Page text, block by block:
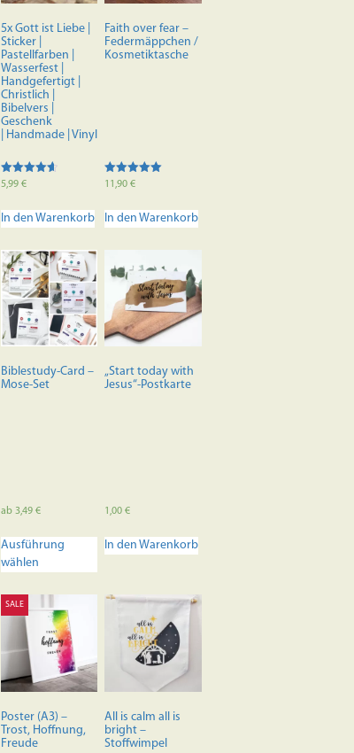
5x Gott ist Liebe |
Sticker |
Pastellfarben |
Wasserfest |
Handgefertigt |
Christlich |
Bibelvers |
Geschenk
| Handmade | Vinyl
Bewertet
von 5
5,99 €
In den Warenkorb
Faith over fear –
Federmäppchen /
Kosmetiktasche
Bewertet mit
11,90€
In den Warenkorb
Biblestudy-Card –
Mose-Set
ab 3,49 €
Ausführung
wählen
Produkt
Varianten
Optionen
können
auf
der
Produktseite
gewählt
„Start today with
Jesus“-Postkarte
1,00€
In den Warenkorb
SALE
Poster (A3) –
Trost, Hoffnung,
Freude
All is calm all is
bright –
Stoffwimpel